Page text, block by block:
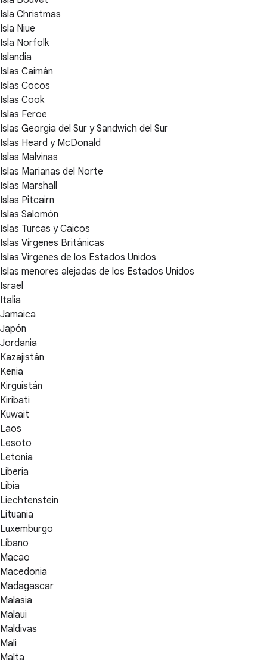
Isla Christmas
Isla Niue
Isla Norfolk
Islandia
Islas Caimán
Islas Cocos
Islas Cook
Islas Feroe
Islas Georgia del Sur y Sandwich del Sur
Islas Heard y McDonald
Islas Malvinas
Islas Marianas del Norte
Islas Marshall
Islas Pitcairn
Islas Salomón
Islas Turcas y Caicos
Islas Vírgenes Británicas
Islas Vírgenes de los Estados Unidos
Islas menores alejadas de los Estados Unidos
Israel
Italia
Jamaica
Japón
Jordania
Kazajistán
Kenia
Kirguistán
Kiribati
Kuwait
Laos
Lesoto
Letonia
Liberia
Libia
Liechtenstein
Lituania
Luxemburgo
Líbano
Macao
Macedonia
Madagascar
Malasia
Malaui
Maldivas
Mali
Malta